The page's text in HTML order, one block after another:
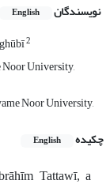
نویسندگان English
2
Noor University,
Noor University,
چکیده
English
Tattawī, a